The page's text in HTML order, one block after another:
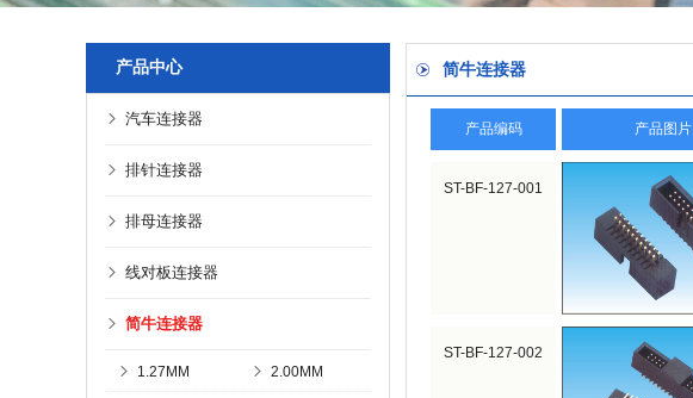
产品中心
汽车连接器
排针连接器
排母连接器
线对板连接器
简牛连接器
1.27MM 2.00MM
简牛连接器
产品编码 产品图片
ST-BF-127-001
ST-BF-127-002